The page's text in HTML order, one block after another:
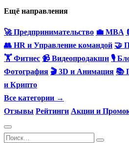
Ещё направления
🚀 Предпринимательство 💼 MBA
👥 HR и Управление командой 🤝
🏋️ Фитнес 📹 Видеопродакшн 🎙
Фотография 🎬 3D и Анимация 📚
и Крипто
Все категории →
Отзывы Рейтинги Акции и
Перейти
Search